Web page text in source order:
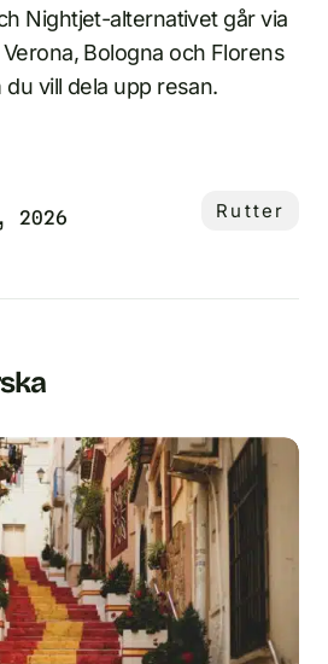
Nightjet-alternativet går via
Bologna och Florens
vill dela upp resan.
2026 Rutter